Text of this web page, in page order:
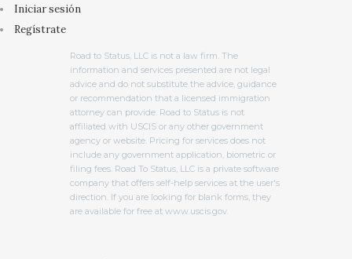
Iniciar sesión
Regístrate
Road to Status, LLC is not a law firm. The
information and services presented are not legal
advice and do not substitute the advice, guidance
or recommendation that a licensed immigration
attorney can provide. Road to Status is not
affiliated with USCIS or any other government
agency or website. Pricing for services does not
include any government application, biometric or
filing fees. Road To Status, LLC is a private software
company that offers self-help services at the user's
direction. If you are looking for blank forms, they
are available for free at www.uscis.gov.